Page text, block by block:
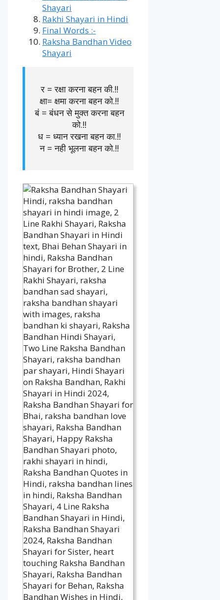
Shayari
Rakhi Shayari in Hindi
Final Words :-
Raksha Bandhan Video
Shayari
र = रक्षा करना बहन की.!!
क्षा= क्षमा करना बहन को.!!
बं = बंधन से मुक्त करना बहन
को.!!
ध = ध्यान रखना बहन का.!!
न = नही भूलना बहन को.!!